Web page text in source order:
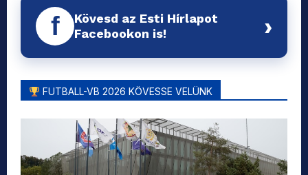
f
Kövesd az Esti Hírlapot
Facebookon is!
›
FUTBALL-VB 2026 KÖVESSE VELÜNK